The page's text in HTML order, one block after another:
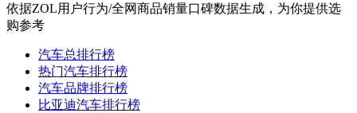
依据ZOL用户行为/全网商品销量口碑数据生成，为你提供选
购参考
汽车总排行榜
热门汽车排行榜
汽车品牌排行榜
比亚迪汽车排行榜